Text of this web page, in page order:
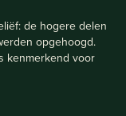
de hogere delen
opgehoogd.
kenmerkend voor